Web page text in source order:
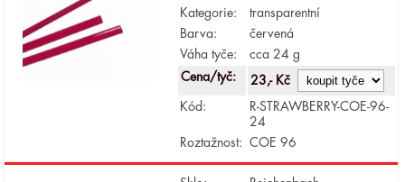
Kategorie:
transparentní
Barva:
červená
Váha tyče:
cca 24 g
Cena/tyč:
23,- Kč
Kód:
R-STRAWBERRY-COE-96-
24
Roztažnost:
COE 96